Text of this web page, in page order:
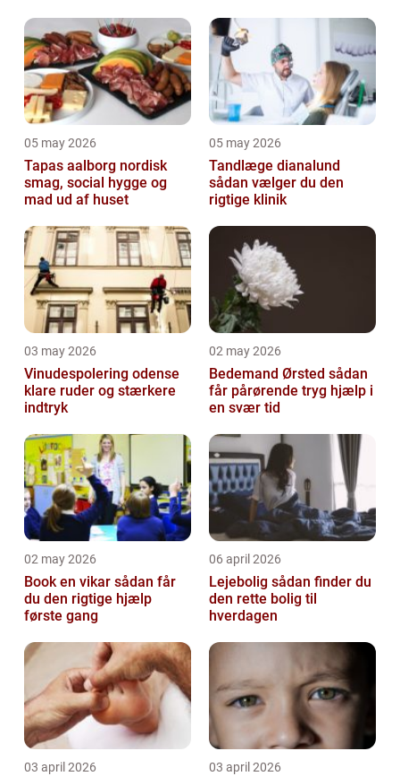
05 may 2026
Tapas aalborg nordisk
smag, social hygge og
mad ud af huset
05 may 2026
Tandlæge dianalund
sådan vælger du den
rigtige klinik
03 may 2026
Vinudespolering odense
klare ruder og stærkere
indtryk
02 may 2026
Bedemand Ørsted sådan
får pårørende tryg hjælp i
en svær tid
02 may 2026
Book en vikar sådan får
du den rigtige hjælp
første gang
06 april 2026
Lejebolig sådan finder du
den rette bolig til
hverdagen
03 april 2026 03 april 2026